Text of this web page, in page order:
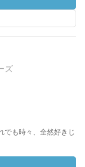
ズ
でも時々、全然好きじ